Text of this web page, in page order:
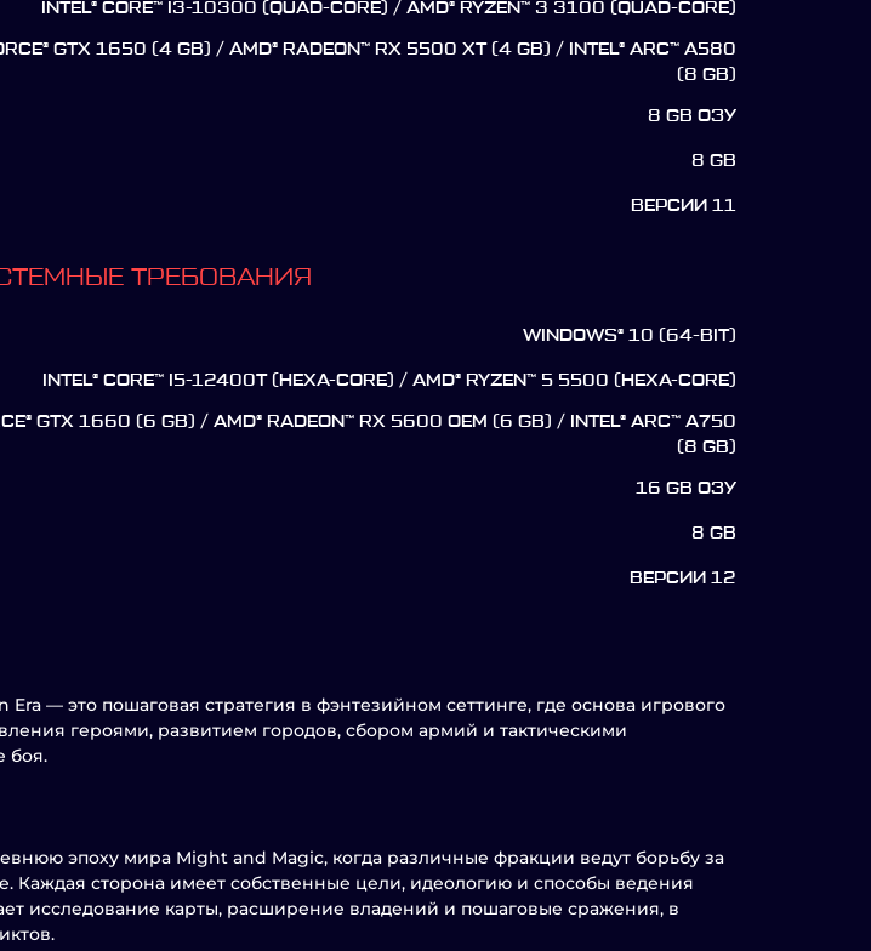
INTEL® CORE™ I3-10300 (QUAD-CORE) / AMD® RYZEN™ 3 3100 (QUAD-CORE)
GTX 1650 (4 GB) / AMD® RADEON™ RX 5500 XT (4 GB) / INTEL® ARC™ A580
(8 GB)
8 GB ОЗУ
8 GB
ВЕРСИИ 11
ТРЕБОВАНИЯ
WINDOWS® 10 (64-BIT)
INTEL® CORE™ I5-12400T (HEXA-CORE) / AMD® RYZEN™ 5 5500 (HEXA-CORE)
GTX 1660 (6 GB) / AMD® RADEON™ RX 5600 OEM (6 GB) / INTEL® ARC™ A750
(8 GB)
16 GB ОЗУ
8 GB
ВЕРСИИ 12
— это пошаговая стратегия в фэнтезийном сеттинге, где основа игрового
героями, развитием городов, сбором армий и тактическими
боя.
эпоху мира Might and Magic, когда различные фракции ведут борьбу за
Каждая сторона имеет собственные цели, идеологию и способы ведения
исследование карты, расширение владений и пошаговые сражения, в